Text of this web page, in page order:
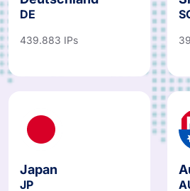
DE
439.883 IPs
Japan
JP